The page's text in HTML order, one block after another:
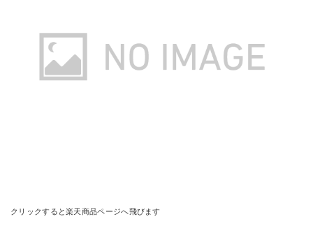
クリックすると楽天商品ページへ飛びます